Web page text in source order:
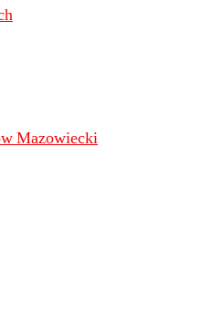
Mazowiecki